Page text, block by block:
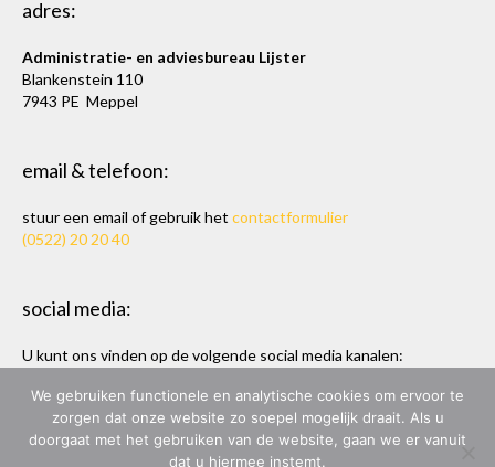
adres:
Administratie- en adviesbureau Lijster
Blankenstein 110
7943 PE Meppel
email & telefoon:
stuur een email of gebruik het contactformulier
(0522) 20 20 40
social media:
U kunt ons vinden op de volgende social media kanalen:
We gebruiken functionele en analytische cookies om ervoor te
zorgen dat onze website zo soepel mogelijk draait. Als u
doorgaat met het gebruiken van de website, gaan we er vanuit
dat u hiermee instemt.